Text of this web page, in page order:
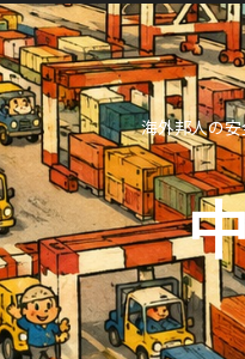
海外邦人の